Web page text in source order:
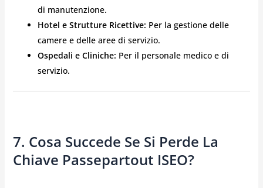
di manutenzione.
Hotel e Strutture Ricettive: Per la gestione delle
camere e delle aree di servizio.
Ospedali e Cliniche: Per il personale medico e di
servizio.
7. Cosa Succede Se Si Perde La
Chiave Passepartout ISEO?